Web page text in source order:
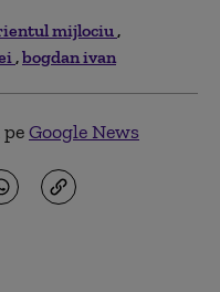
mijlociu
bogdan ivan
Google News